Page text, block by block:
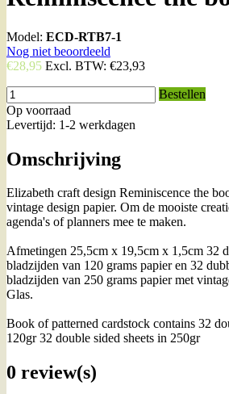
Model: ECD-RTB7-1
Nog niet beoordeeld
€28,95 Excl. BTW: €23,93
Bestellen
Op voorraad
Levertijd: 1-2 werkdagen
Omschrijving
Elizabeth craft design Reminiscence the
vintage design papier. Om de mooiste
agenda's of planners mee te maken.
Afmetingen 25,5cm x 19,5cm x 1,5cm 32
bladzijden van 120 grams papier en 32
bladzijden van 250 grams papier met
Glas.
Book of patterned cardstock contains 32
120gr 32 double sided sheets in 250gr
0 review(s)